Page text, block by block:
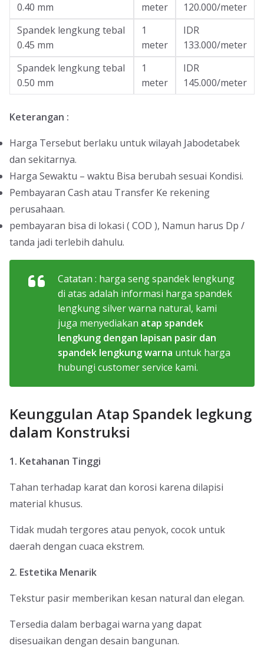
0.40 mm
meter
120.000/meter
Spandek lengkung tebal
0.45 mm
1
meter
IDR
133.000/meter
Spandek lengkung tebal
0.50 mm
1
meter
IDR
145.000/meter
Keterangan :
Harga Tersebut berlaku untuk wilayah Jabodetabek
dan sekitarnya.
Harga Sewaktu – waktu Bisa berubah sesuai Kondisi.
Pembayaran Cash atau Transfer Ke rekening
perusahaan.
pembayaran bisa di lokasi ( COD ), Namun harus Dp /
tanda jadi terlebih dahulu.
Catatan : harga seng spandek lengkung
di atas adalah informasi harga spandek
lengkung silver warna natural, kami
juga menyediakan atap spandek
lengkung dengan lapisan pasir dan
spandek lengkung warna untuk harga
hubungi customer service kami.
Keunggulan Atap Spandek legkung
dalam Konstruksi
1. Ketahanan Tinggi
Tahan terhadap karat dan korosi karena dilapisi
material khusus.
Tidak mudah tergores atau penyok, cocok untuk
daerah dengan cuaca ekstrem.
2. Estetika Menarik
Tekstur pasir memberikan kesan natural dan elegan.
Tersedia dalam berbagai warna yang dapat
disesuaikan dengan desain bangunan.